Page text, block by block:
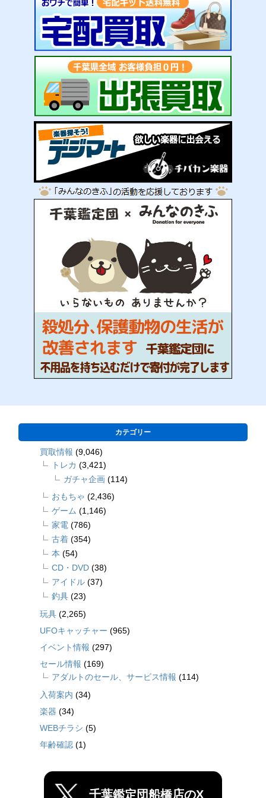
カテゴリー
買取情報 (9,046)
トレカ (3,421)
ガチャ企画 (114)
おもちゃ (2,436)
ゲーム (1,146)
家電 (786)
古着 (354)
本 (54)
CD・DVD (38)
アイドル (37)
釣具 (23)
玩具 (2,265)
UFOキャッチャー (965)
イベント情報 (297)
セール情報 (169)
アダルトのセール、サービス情報 (114)
入荷案内 (34)
楽器 (34)
WEBチラシ (5)
年齢確認 (1)
千葉鑑定団船橋店のX